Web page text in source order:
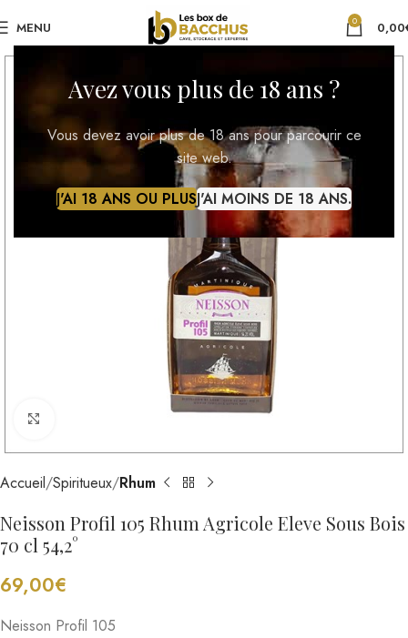
Avez vous plus de 18 ans ?
Vous devez avoir plus de 18 ans pour parcourir ce
site web.
J'AI 18 ANS OU PLUSJ'AI MOINS DE 18 ANS.
MENU 0 0,00
Accueil Spiritueux Rhum
Neisson Profil 105 Rhum Agricole Eleve Sous Bois
70 cl 54,2°
69,00€
Neisson Profil 105